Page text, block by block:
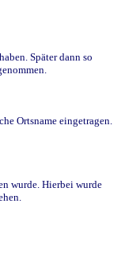
Später dann so
Ortsname eingetragen.
wurde. Hierbei wurde